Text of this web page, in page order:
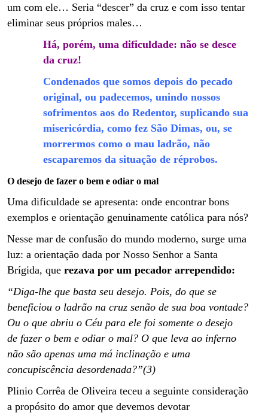
um com ele… Seria “descer” da cruz e com isso tentar
eliminar seus próprios males…
Há, porém, uma dificuldade: não se desce
da cruz!
Condenados que somos depois do pecado
original, ou padecemos, unindo nossos
sofrimentos aos do Redentor, suplicando sua
misericórdia, como fez São Dimas, ou, se
morrermos como o mau ladrão, não
escaparemos da situação de réprobos.
O desejo de fazer o bem e odiar o mal
Uma dificuldade se apresenta: onde encontrar bons
exemplos e orientação genuinamente católica para nós?
Nesse mar de confusão do mundo moderno, surge uma
luz: a orientação dada por Nosso Senhor a Santa
Brígida, que rezava por um pecador arrependido:
“Diga-lhe que basta seu desejo. Pois, do que se
beneficiou o ladrão na cruz senão de sua boa vontade?
Ou o que abriu o Céu para ele foi somente o desejo
de fazer o bem e odiar o mal? O que leva ao inferno
não são apenas uma má inclinação e uma
concupiscência desordenada?”(3)
Plinio Corrêa de Oliveira teceu a seguinte consideração
a propósito do amor que devemos devotar